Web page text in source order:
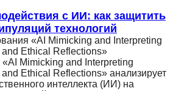
с ИИ: как защитить
технологий
«AI Mimicking and Interpreting
Ethical Reflections»
Mimicking and Interpreting
Ethical Reflections» анализирует
интеллекта (ИИ) на